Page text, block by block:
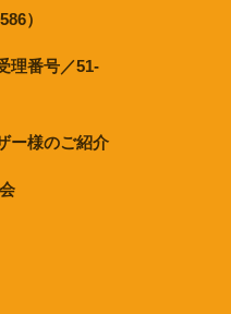
）
理番号／51-
ー様のご紹介